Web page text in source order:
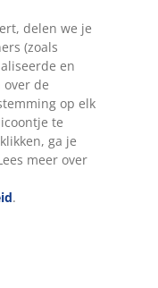
delen we je
(zoals
en
over de
op elk
te
ga je
meer over
.